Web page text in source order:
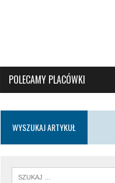
POLECAMY PLACÓWKI
WYSZUKAJ ARTYKUŁ